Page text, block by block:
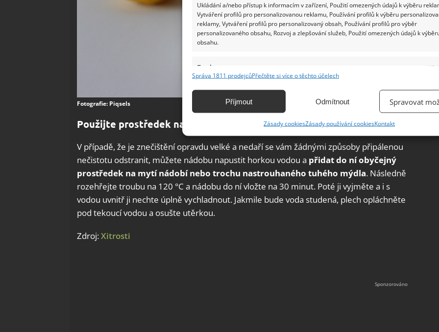
Ukládání a/nebo přístup k informacím v zařízení, Použití omezených údajů k výběru
Vytváření profilů pro personalizovanou reklamu, Používání profilů k výběru
reklamy, Vytváření profilů pro personalizovaný obsah, Používání profilů pro výběr
personalizovaného obsahu, Rozvoj a zlepšování služeb, Použití omezených údajů k
obsahu.
Funkce
Identifikace zařízení na základě automaticky přenášených informací.
základě aktivně vyžádaných informací.
Zajištění bezpečnosti, předcházení a zjišťování podvodů a
odstraňování chyb, Poskytování a zobrazování reklamy a obsahu,
Ukládání a sdělování voleb ochrany osobních údajů.
Správa 1811 prodejcůPřečtěte si více o těchto účelech
Příjmout Odmítnout Spravovat
Zásady cookiesZásady používání cookiesKontakt
Fotografie: Piqsels
Použijte prostředek na mytí nádobí
V případě, že je znečištění opravdu velké a nedaří se vám žádnými způsoby připálenou
nečistotu odstranit, můžete nádobu napustit horkou vodou a přidat do ní obyčejný
prostředek na mytí nádobí nebo trochu nastrouhaného tuhého mýdla. Následně
rozehřejte troubu na 120 °C a nádobu do ní vložte na 30 minut. Poté ji vyjměte a i s
vodou uvnitř ji nechte úplně vychladnout. Jakmile bude voda studená, plech opláchněte
pod tekoucí vodou a osušte utěrkou.
Zdroj:Xitrosti